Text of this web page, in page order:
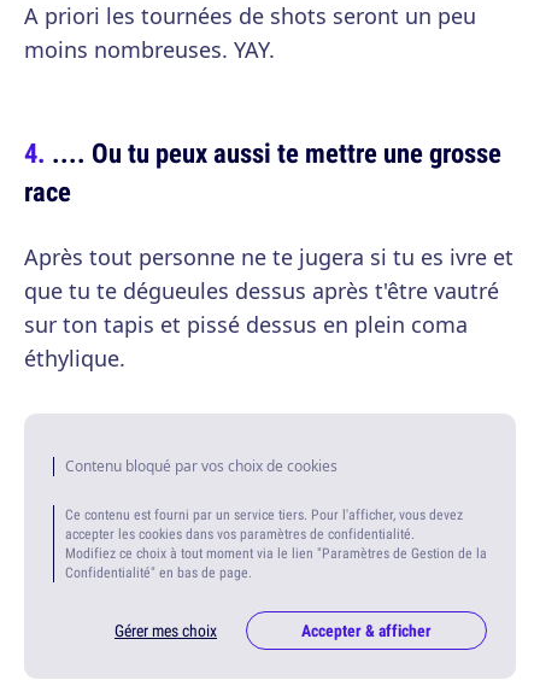
A priori les tournées de shots seront un peu
moins nombreuses. YAY.
.... Ou tu peux aussi te mettre une grosse
race
Après tout personne ne te jugera si tu es ivre et
que tu te dégueules dessus après t'être vautré
sur ton tapis et pissé dessus en plein coma
éthylique.
Contenu bloqué par vos choix de cookies
Ce contenu est fourni par un service tiers. Pour l'afficher, vous devez
accepter les cookies dans vos paramètres de confidentialité.
Modifiez ce choix à tout moment via le lien "Paramètres de Gestion de la
Confidentialité" en bas de page.
Gérer mes choix Accepter & afficher